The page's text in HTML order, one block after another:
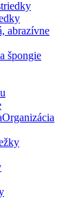
abrazívne
špongie
Organizácia